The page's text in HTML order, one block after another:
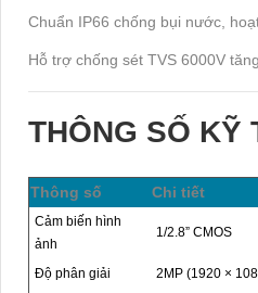
Chuẩn IP66 chống bụi nước,
Hỗ trợ chống sét TVS 6000V
THÔNG SỐ KỸ
Thông số Chi tiết
Cảm biến hình
ảnh
1/2.8” CMOS
Độ phân giải
2MP (1920 ×